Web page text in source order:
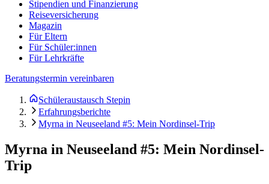
Stipendien und Finanzierung
Reiseversicherung
Magazin
Für Eltern
Für Schüler:innen
Für Lehrkräfte
Beratungstermin vereinbaren
Schüleraustausch Stepin
Erfahrungsberichte
Myrna in Neuseeland #5: Mein Nordinsel-Trip
Myrna in Neuseeland #5: Mein Nordinsel-
Trip